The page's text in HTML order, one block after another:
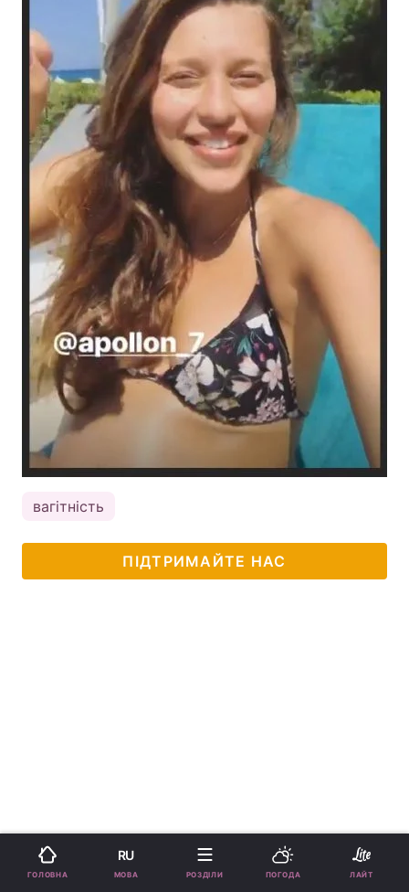
вагітність
ПІДТРИМАЙТЕ НАС
ГОЛОВНА
RU
МОВА РОЗДІЛИ ПОГОДА ЛАЙТ